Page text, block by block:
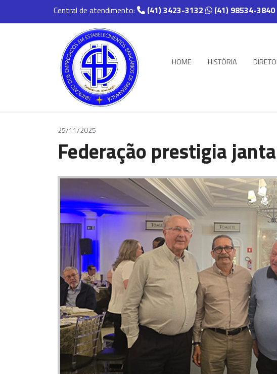
Central de atendimento: (41) 3423-3132 (41) 98534-3840
HOME HISTÓRIA
25/11/2025
Federação prestigia